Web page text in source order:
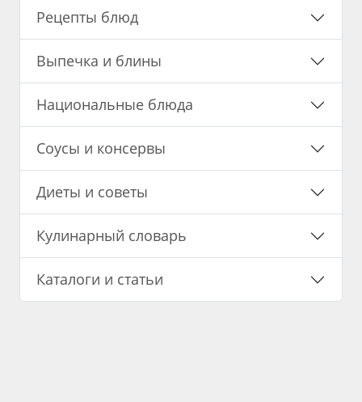
Рецепты блюд
Выпечка и блины
Национальные блюда
Соусы и консервы
Диеты и советы
Кулинарный словарь
Каталоги и статьи